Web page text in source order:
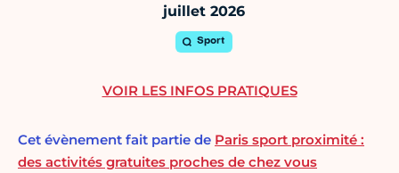
juillet 2026
Sport
Cet évènement fait partie de Paris sport proximité :
des activités gratuites proches de chez vous
VOIR LES INFOS PRATIQUES